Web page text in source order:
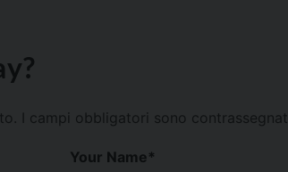
I campi obbligatori sono contrassegnati
Your Name*